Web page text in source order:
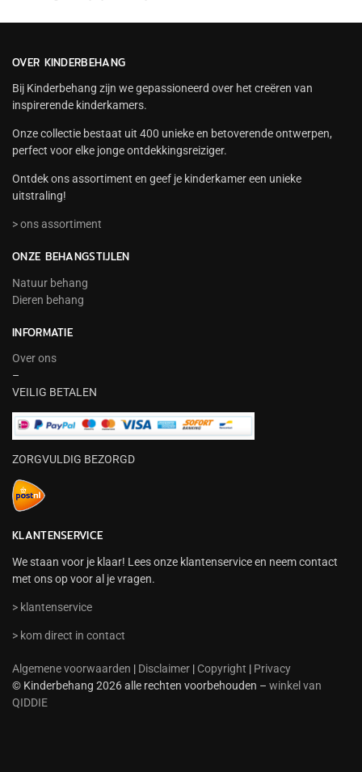
OVER KINDERBEHANG
Bij Kinderbehang zijn we gepassioneerd over het creëren van
inspirerende kinderkamers.
Onze collectie bestaat uit 400 unieke en betoverende ontwerpen,
perfect voor elke jonge ontdekkingsreiziger.
Ontdek ons assortiment en geef je kinderkamer een unieke
uitstraling!
> ons assortiment
ONZE BEHANGSTIJLEN
Natuur behang
Dieren behang
INFORMATIE
Over ons
–
VEILIG BETALEN
ZORGVULDIG BEZORGD
KLANTENSERVICE
We staan voor je klaar! Lees onze klantenservice en neem contact
met ons op voor al je vragen.
> klantenservice
> kom direct in contact
Algemene voorwaarden | Disclaimer | Copyright | Privacy
© Kinderbehang 2026 alle rechten voorbehouden – winkel van
QIDDIE